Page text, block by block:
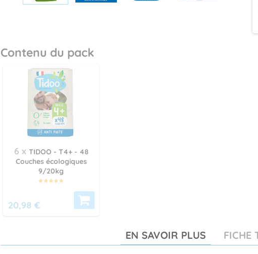
Contenu du pack
6 x TIDOO - T4+ - 48
Couches écologiques
9/20kg
20,98 €
EN SAVOIR PLUS FICHE